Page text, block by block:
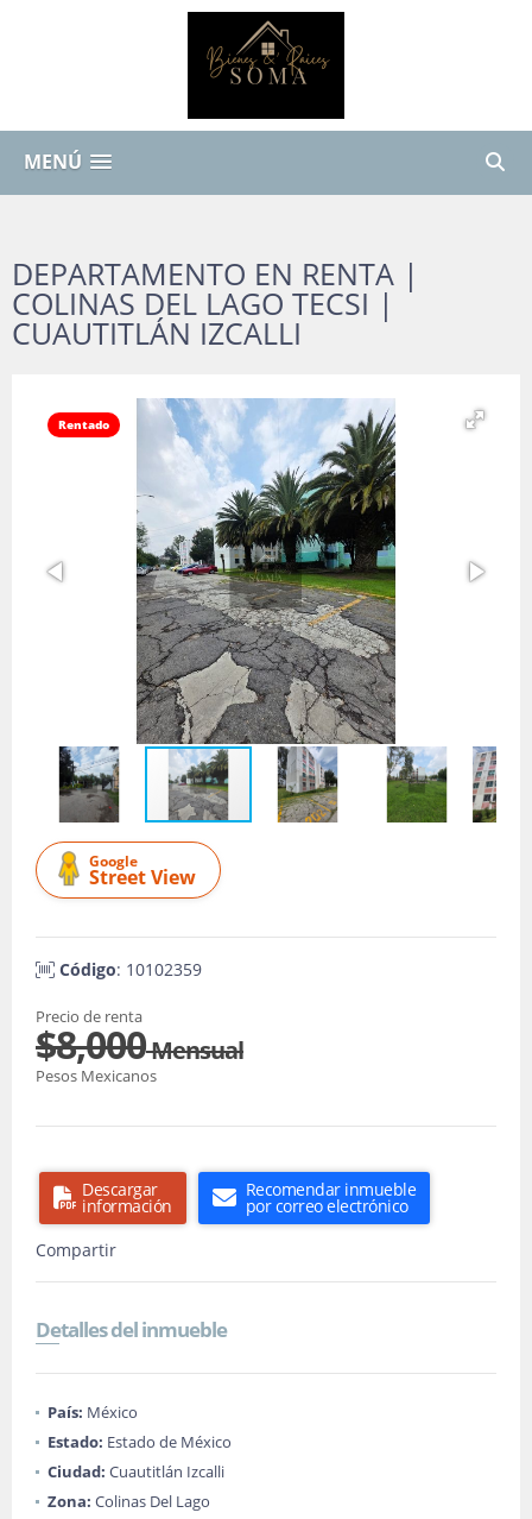
MENÚ
DEPARTAMENTO EN RENTA |
COLINAS DEL LAGO TECSI |
CUAUTITLÁN IZCALLI
Rentado
Google
Street View
Código: 10102359
Precio de renta
$8,000Mensual
Pesos Mexicanos
Descargar
información
Recomendar inmueble
por correo electrónico
Compartir
Detalles del inmueble
País: México
Estado: Estado de México
Ciudad: Cuautitlán Izcalli
Zona: Colinas Del Lago